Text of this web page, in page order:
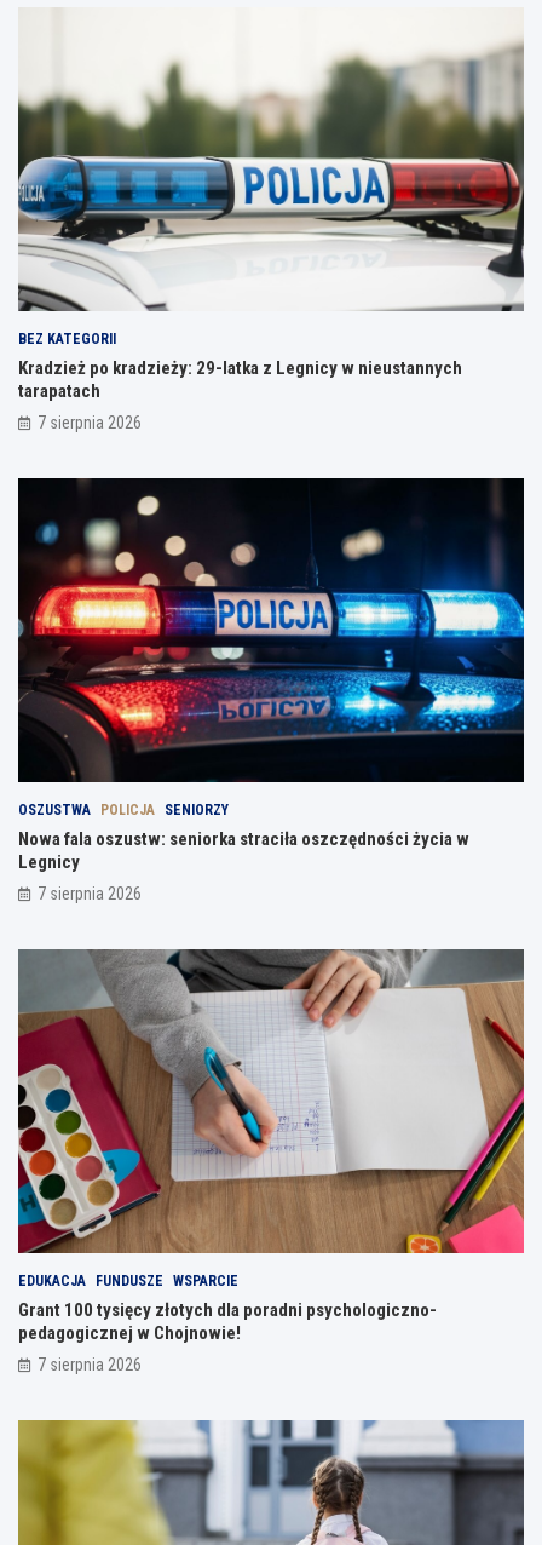
BEZ KATEGORII
Kradzież po kradzieży: 29-latka z Legnicy w nieustannych
tarapatach
7 sierpnia 2026
OSZUSTWA POLICJA SENIORZY
Nowa fala oszustw: seniorka straciła oszczędności życia w
Legnicy
7 sierpnia 2026
EDUKACJA FUNDUSZE WSPARCIE
Grant 100 tysięcy złotych dla poradni psychologiczno-
pedagogicznej w Chojnowie!
7 sierpnia 2026